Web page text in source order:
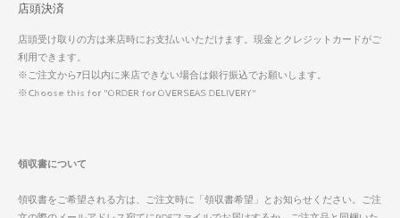
店頭決済
店頭受け取りの方は来店時にお支払いいただけます。現金とクレジットカードがご
利用できます。
※ご注文から7日以内に来店できない場合は銀行振込でお願いします。
※Choose this for "ORDER for OVERSEAS DELIVERY"
領収書について
領収書をご希望される方は、ご注文時に「領収書希望」とお知らせください。ご注